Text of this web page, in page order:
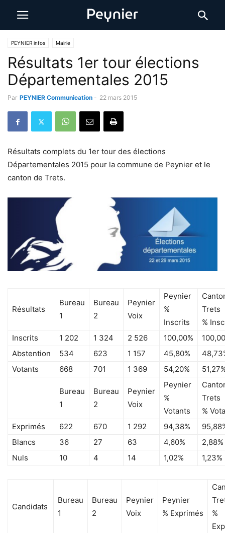
PEYNIER infos Mairie
Résultats 1er tour élections
Départementales 2015
Par PEYNIER Communication - 22 mars 2015
Résultats complets du 1er tour des élections
Départementales 2015 pour la commune de Peynier et le
canton de Trets.
Résultats
Bureau
1
Bureau
2
Peynier
Voix
Peynier
%
Inscrits
Trets
%
Inscrits
1 202 1 324 2 526 100,00%
Abstention
534 623 1 157 45,80%
Votants
668 701 1 369 54,20%
Bureau
1
Bureau
2
Peynier
Voix
Peynier
%
Votants
Trets
%
Exprimés
622 670 1 292 94,38%
Blancs
36 27 63 4,60%
2,88%
Nuls
10 4 14 1,02% 1,23%
Candidats
Bureau
1
Bureau
2
Peynier
Voix
Peynier
% Exprimés
%